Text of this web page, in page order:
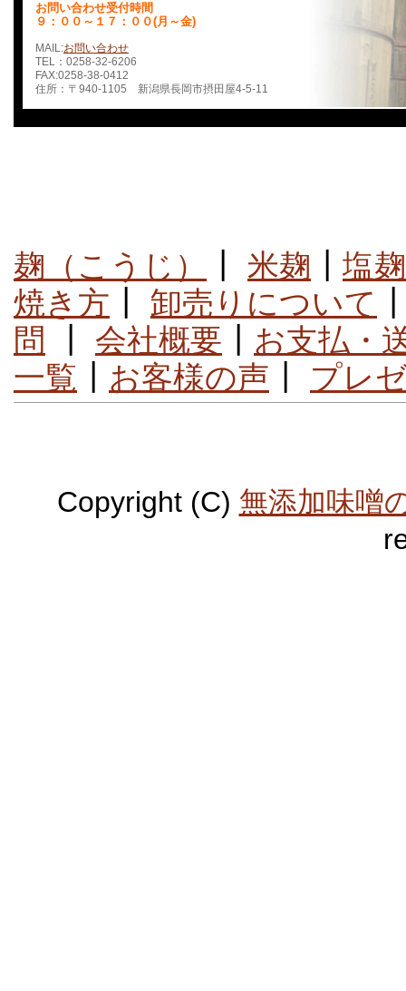
お問い合わせ受付時間
９：００～１７：００(月～金)
MAIL:お問い合わせ
TEL：0258-32-6206
FAX:0258-38-0412
住所：〒940-1105 新潟県長岡市摂田屋4-5-11
麹（こうじ） 米麹
塩麹
焼き方
卸売りについて
問
会社概要
お支払・
一覧
お客様の声 プレ
Copyright (C) 無添加味噌